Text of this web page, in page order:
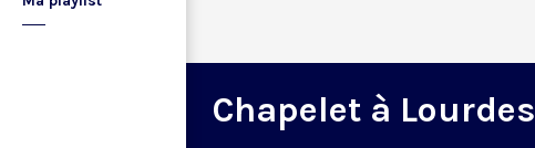
Chapelet à Lourdes